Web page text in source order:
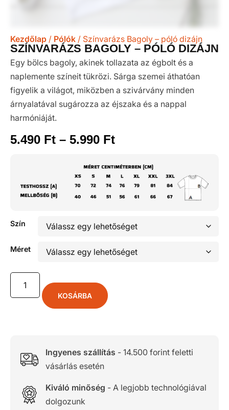
Kezdőlap / Pólók / Színvarázs Bagoly – póló dizájn
SZÍNVARÁZS BAGOLY – PÓLÓ DIZÁJN
Egy bölcs bagoly, akinek tollazata az égbolt és a
naplemente színeit tükrözi. Sárga szemei áthatóan
figyelik a világot, miközben a szivárvány minden
árnyalatával sugározza az éjszaka és a nappal
harmóniáját.
5.490 Ft – 5.990 Ft
Szín
Méret
KOSÁRBA
Ingyenes szállítás - 14.500 forint feletti
vásárlás esetén
Kiváló minőség - A legjobb technológiával
dolgozunk